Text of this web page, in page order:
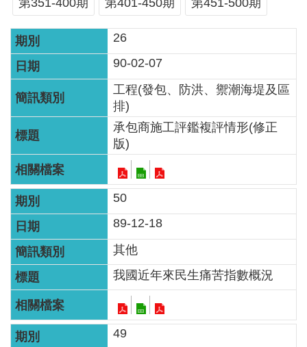
務
關
於
本
署
網
導
覽
回
首
頁
意
見
信
箱
第351-400期 第401-450期 第451-500期
26
90-02-07
工程(發包、防洪、禦潮海堤及區
排)
承包商施工評鑑複評情形(修正
版)
50
89-12-18
其他
我國近年來民生痛苦指數概況
49